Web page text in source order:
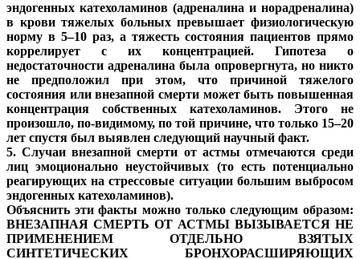
эндогенных катехоламинов (адреналина и норадреналина)
в крови тяжелых больных превышает физиологическую
норму в 5–10 раз, а тяжесть состояния пациентов прямо
коррелирует с их концентрацией. Гипотеза о
недостаточности адреналина была опровергнута, но никто
не предположил при этом, что причиной тяжелого
состояния или внезапной смерти может быть повышенная
концентрация собственных катехоламинов. Этого не
произошло, по-видимому, по той причине, что только 15–20
лет спустя был выявлен следующий научный факт.
5. Случаи внезапной смерти от астмы отмечаются среди
лиц эмоционально неустойчивых (то есть потенциально
реагирующих на стрессовые ситуации большим выбросом
эндогенных катехоламинов).
Объяснить эти факты можно только следующим образом:
ВНЕЗАПНАЯ СМЕРТЬ ОТ АСТМЫ ВЫЗЫВАЕТСЯ НЕ
ПРИМЕНЕНИЕМ ОТДЕЛЬНО ВЗЯТЫХ
СИНТЕТИЧЕСКИХ БРОНХОРАСШИРЯЮЩИХ